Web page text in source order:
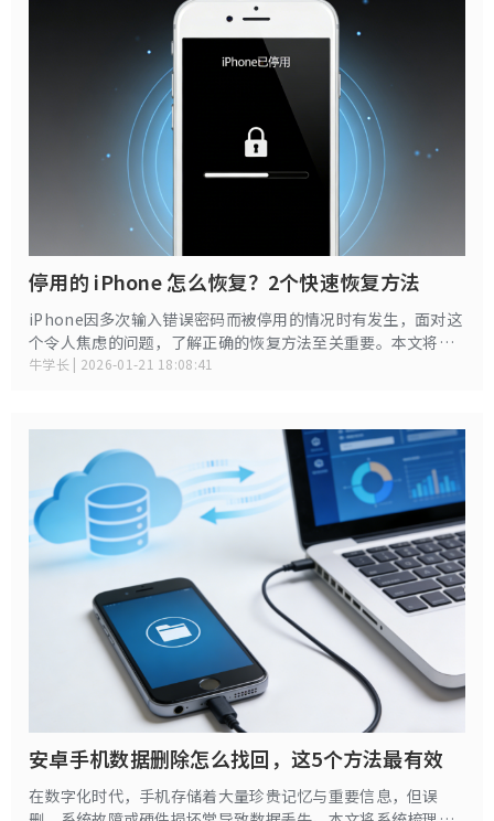
停用的 iPhone 怎么恢复？2个快速恢复方法
iPhone因多次输入错误密码而被停用的情况时有发生，面对这
个令人焦虑的问题，了解正确的恢复方法至关重要。本文将为
您提供从停用状态恢复iPhone的解决方法和预防措施。
牛学长 | 2026-01-21 18:08:41
安卓手机数据删除怎么找回，这5个方法最有效
在数字化时代，手机存储着大量珍贵记忆与重要信息，但误